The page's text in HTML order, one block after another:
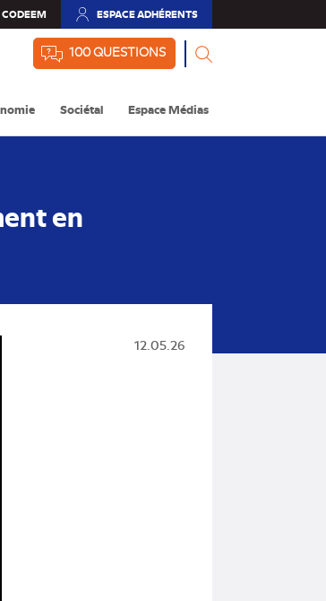
CODEEM ESPACE ADHÉRENTS
(NOUVEL
100 QUESTIONS
Sociétal Espace Médias
en
12.05.26